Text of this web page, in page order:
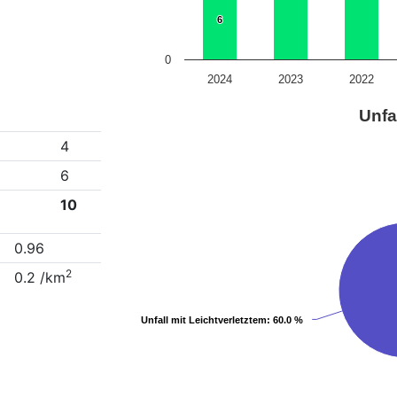
6
6
2024 2023 2022
0
4
6
10
0.96
0.2 /km2
Unfall mit Leichtverletztem: 60.0 %
Unfall mit Leichtverletztem: 60.0 %